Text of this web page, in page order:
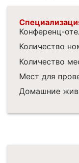
Конференц-
Количество
Количество
Мест для
Домашние